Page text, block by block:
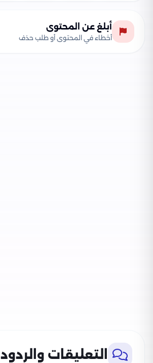
أبلغ عن المحتوى
أخطاء في المحتوى أو طلب حذف
التعليقات والردود